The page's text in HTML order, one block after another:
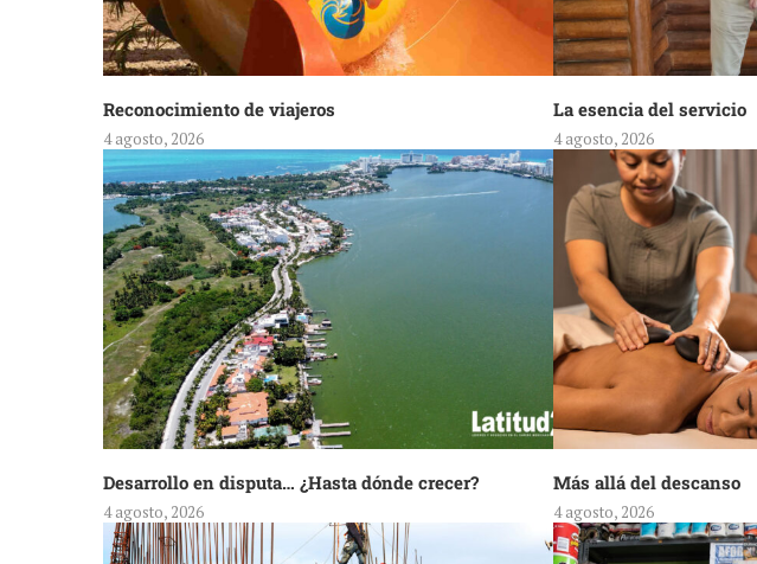
Reconocimiento de viajeros
4 agosto, 2026
La esencia del servicio
4 agosto, 2026
Desarrollo en disputa… ¿Hasta dónde crecer?
4 agosto, 2026
Más allá del descanso
4 agosto, 2026